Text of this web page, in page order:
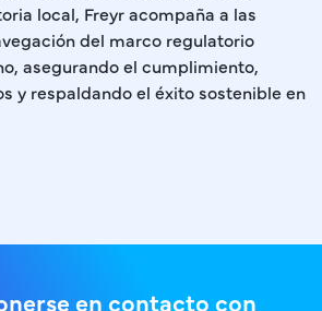
local, Freyr acompaña a las
del marco regulatorio
asegurando el cumplimiento,
y respaldando el éxito sostenible en
en contacto con